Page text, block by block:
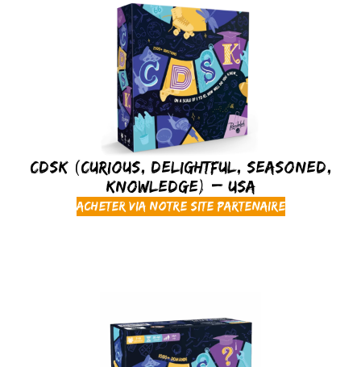
CDSK (Curious, Delightful, Seasoned,
Knowledge) – USA
Acheter via notre site partenaire